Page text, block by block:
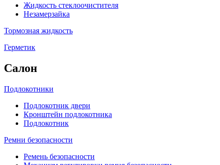
Жидкость стеклоочистителя
Незамерзайка
Тормозная жидкость
Герметик
Салон
Подлокотники
Подлокотник двери
Кронштейн подлокотника
Подлокотник
Ремни безопасности
Ремень безопасности